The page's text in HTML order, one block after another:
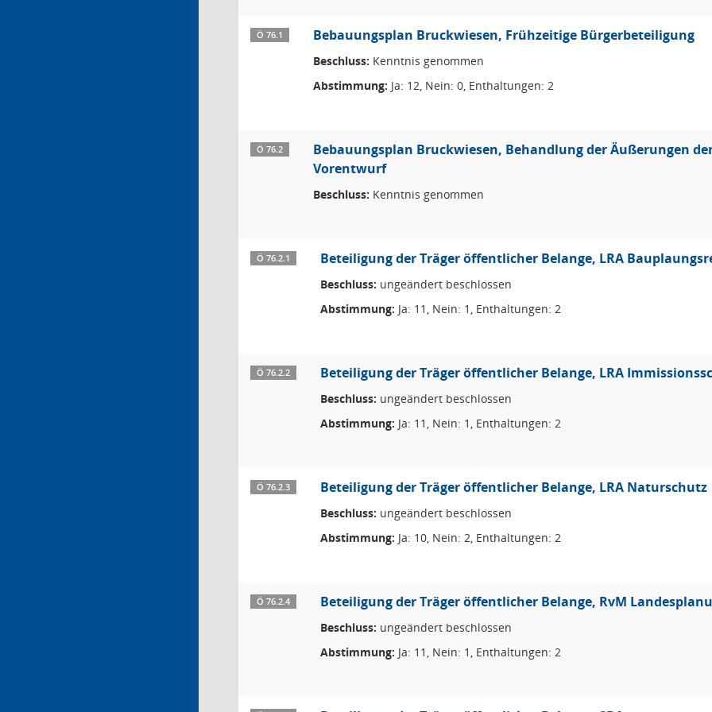
Ö 76.1 Bebauungsplan Bruckwiesen, Frühzeitige Bürgerbeteiligung
Beschluss: Kenntnis genommen
Abstimmung: Ja: 12, Nein: 0, Enthaltungen: 2
Ö 76.2
Bebauungsplan Bruckwiesen, Behandlung der Äußerungen
Vorentwurf
Beschluss: Kenntnis genommen
Ö 76.2.1 Beteiligung der Träger öffentlicher Belange, LRA
Beschluss: ungeändert beschlossen
Abstimmung: Ja: 11, Nein: 1, Enthaltungen: 2
Ö 76.2.2 Beteiligung der Träger öffentlicher Belange, LRA
Beschluss: ungeändert beschlossen
Abstimmung: Ja: 11, Nein: 1, Enthaltungen: 2
Ö 76.2.3 Beteiligung der Träger öffentlicher Belange, LRA Naturschutz
Beschluss: ungeändert beschlossen
Abstimmung: Ja: 10, Nein: 2, Enthaltungen: 2
Ö 76.2.4 Beteiligung der Träger öffentlicher Belange, RvM
Beschluss: ungeändert beschlossen
Abstimmung: Ja: 11, Nein: 1, Enthaltungen: 2